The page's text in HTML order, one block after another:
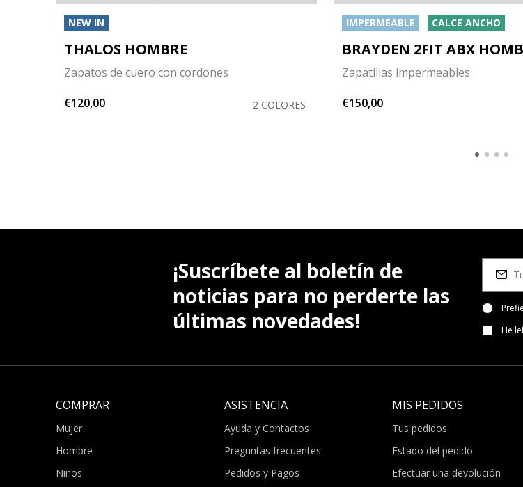
NEW IN
THALOS HOMBRE
Zapatos de cuero con cordones
€120,00
2 COLORES
IMPERMEABLE CALCE ANCHO
BRAYDEN 2FIT ABX
Zapatillas impermeables
€150,00
¡Suscríbete al boletín de
noticias para no perderte las
últimas novedades!
He
COMPRAR
Mujer
Hombre
Niños
ASISTENCIA
Ayuda y Contactos
Preguntas frecuentes
Pedidos y Pagos
MIS PEDIDOS
Tus pedidos
Estado del pedido
Efectuar una devolución